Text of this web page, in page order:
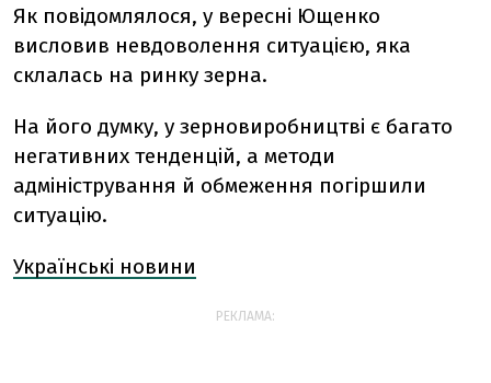
Як повідомлялося, у вересні Ющенко
висловив невдоволення ситуацією, яка
склалась на ринку зерна.
На його думку, у зерновиробництві є багато
негативних тенденцій, а методи
адміністрування й обмеження погіршили
ситуацію.
Українські новини
РЕКЛАМА: